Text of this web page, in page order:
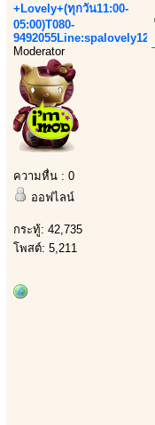
+Lovely+(ทุกวัน11:00-
05:00)T080-
9492055Line:spalovely123
Moderator
ความหื่น : 0
ออฟไลน์
กระทู้: 42,735
โพสต์: 5,211